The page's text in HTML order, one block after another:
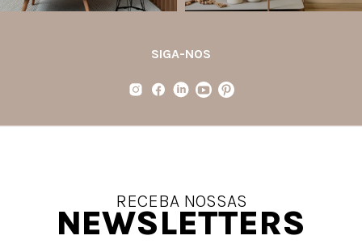
SIGA-NOS
RECEBA NOSSAS
NEWSLETTERS